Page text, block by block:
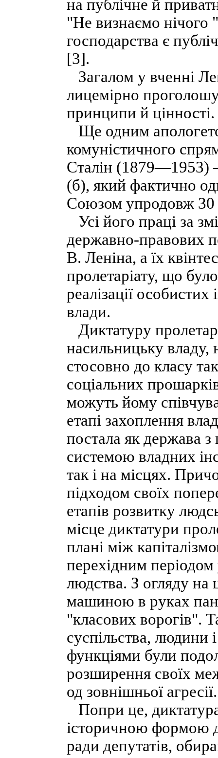
на публічне й
"Не визнаємо нічого
господарства є
[3].
Загалом у вченні
лицемірно
принципи й цінності.
Ще одним
комуністичного
Сталін (1879—1953)
(б), який фактично
Союзом упродовж 30
Усі його праці за
державно-правових
В. Леніна, а їх
пролетаріату, що
реалізації
влади.
Диктатуру
насильницьку
стосовно до класу
соціальних
можуть йому
етапі захоплення
постала як держава з
системою владних
так і на місцях.
підходом своїх
етапів розвитку
місце диктатури
плані між
перехідним періодом
людства. З огляду на
машиною в руках
"класових ворогів".
суспільства, людини
функціями були
розширення своїх
од зовнішньої агресії.
Попри це,
історичною формою
ради депутатів,